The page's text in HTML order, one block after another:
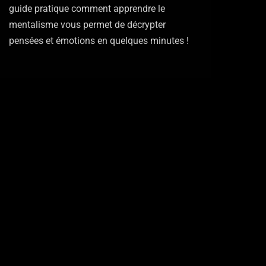
guide pratique comment apprendre le
mentalisme vous permet de décrypter
pensées et émotions en quelques minutes !